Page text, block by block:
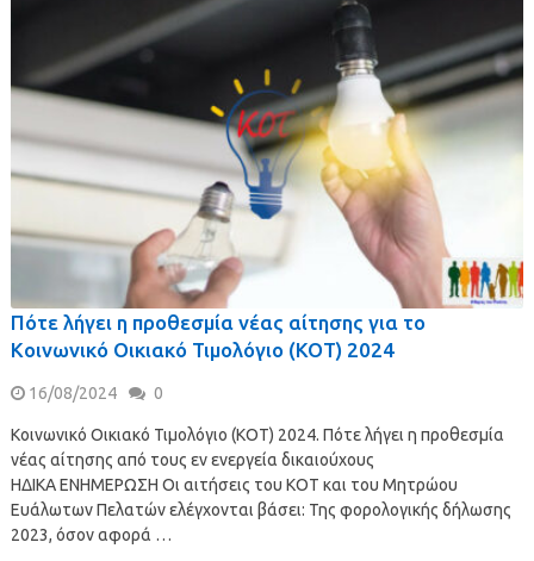
Πότε λήγει η προθεσμία νέας αίτησης για το
Κοινωνικό Οικιακό Τιμολόγιο (ΚΟΤ) 2024
16/08/2024 0
Κοινωνικό Οικιακό Τιμολόγιο (ΚΟΤ) 2024. Πότε λήγει η προθεσμία
νέας αίτησης από τους εν ενεργεία δικαιούχους
ΗΔΙΚΑ ΕΝΗΜΕΡΩΣΗ Οι αιτήσεις του ΚΟΤ και του Μητρώου
Ευάλωτων Πελατών ελέγχονται βάσει: Της φορολογικής δήλωσης
2023, όσον αφορά …